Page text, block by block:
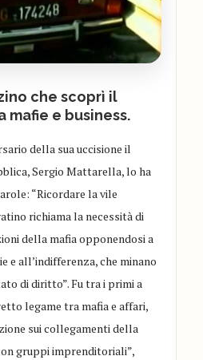
che scoprì il
e business.
della sua uccisione il
Sergio Mattarella,lo ha
“Ricordare la vile
richiama la necessità di
della mafia opponendosi a
e all’indifferenza, che minano
di diritto”.Fu tra i primi a
legame tra mafia e affari,
sui collegamenti della
gruppi imprenditoriali”,